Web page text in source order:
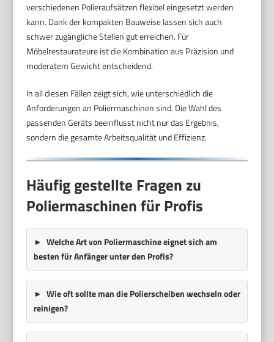
verschiedenen Polieraufsätzen flexibel eingesetzt werden
kann. Dank der kompakten Bauweise lassen sich auch
schwer zugängliche Stellen gut erreichen. Für
Möbelrestaurateure ist die Kombination aus Präzision und
moderatem Gewicht entscheidend.
In all diesen Fällen zeigt sich, wie unterschiedlich die
Anforderungen an Poliermaschinen sind. Die Wahl des
passenden Geräts beeinflusst nicht nur das Ergebnis,
sondern die gesamte Arbeitsqualität und Effizienz.
Häufig gestellte Fragen zu
Poliermaschinen für Profis
Welche Art von Poliermaschine eignet sich am
besten für Anfänger unter den Profis?
Wie oft sollte man die Polierscheiben wechseln oder
reinigen?